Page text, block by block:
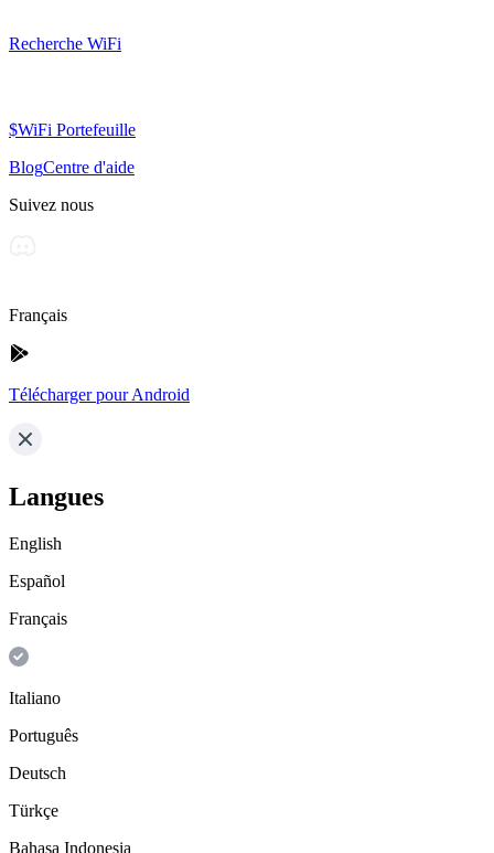
Recherche WiFi
$WiFi Portefeuille
BlogCentre d'aide
Suivez nous
Français
Télécharger pour Android
Langues
English
Español
Français
Italiano
Português
Deutsch
Türkçe
Bahasa Indonesia